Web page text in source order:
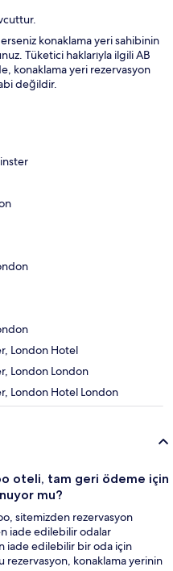
konaklama yeri sahibinin
Tüketici haklarıyla ilgili AB
konaklama yeri rezervasyon
değildir.
London Hotel
London London
London Hotel London
oteli, tam geri ödeme için
mu?
sitemizden rezervasyon
iade edilebilir odalar
iade edilebilir bir oda için
rezervasyon, konaklama yerinin